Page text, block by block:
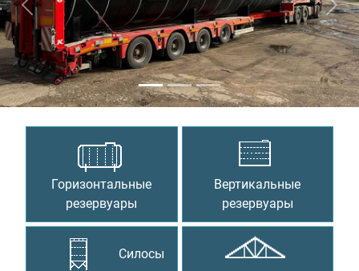
Предыдущий
Горизонтальные
резервуары
Вертикальные
резервуары
Силосы